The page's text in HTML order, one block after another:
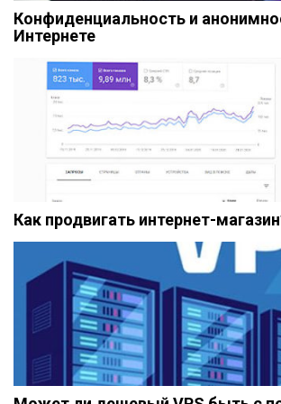
Конфиденциальность и
Интернете
Как продвигать интернет-